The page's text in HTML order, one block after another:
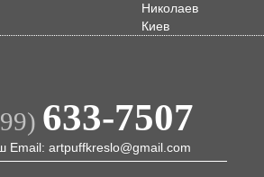
Николаев
Киев
633-7507
Email: artpuffkreslo@gmail.com